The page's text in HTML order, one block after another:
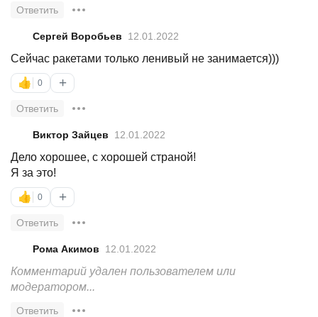
Ответить
Сергей Воробьев 12.01.2022
Сейчас ракетами только ленивый не занимается)))
👍 0 +
Ответить
Виктор Зайцев 12.01.2022
Дело хорошее, с хорошей страной!
Я за это!
👍 0 +
Ответить
Рома Акимов 12.01.2022
Комментарий удален пользователем или
модератором...
Ответить